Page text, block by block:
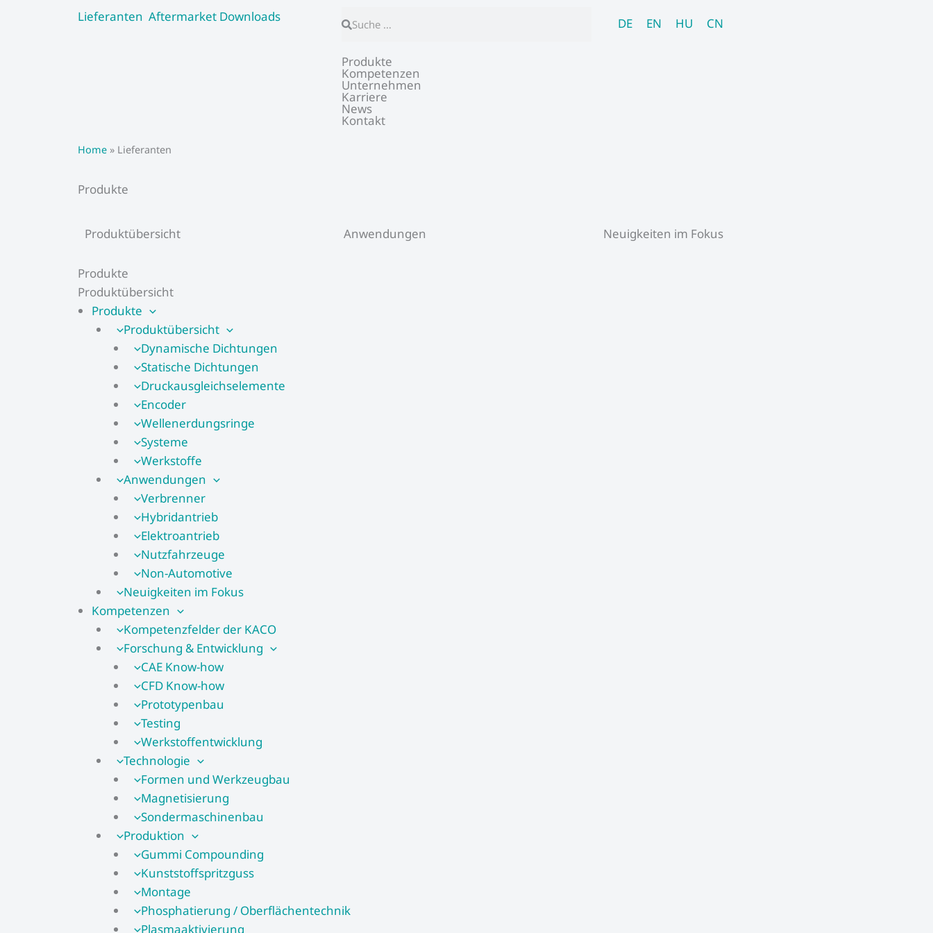
Lieferanten Aftermarket Downloads Suche DE EN HU CN
Produkte
Kompetenzen
Unternehmen
Karriere
News
Kontakt
Home » Lieferanten
Produkte
Produktübersicht Anwendungen Neuigkeiten im Fokus
Produkte
Produktübersicht
Produkte
Produktübersicht
Dynamische Dichtungen
Statische Dichtungen
Druckausgleichselemente
Encoder
Wellenerdungsringe
Systeme
Werkstoffe
Anwendungen
Verbrenner
Hybridantrieb
Elektroantrieb
Nutzfahrzeuge
Non-Automotive
Neuigkeiten im Fokus
Kompetenzen
Kompetenzfelder der KACO
Forschung & Entwicklung
CAE Know-how
CFD Know-how​
Prototypenbau
Testing
Werkstoffentwicklung
Technologie
Formen und Werkzeugbau
Magnetisierung
Sondermaschinenbau
Produktion
Gummi Compounding
Kunststoffspritzguss
Montage
Phosphatierung / Oberflächentechnik
Plasmaaktivierung